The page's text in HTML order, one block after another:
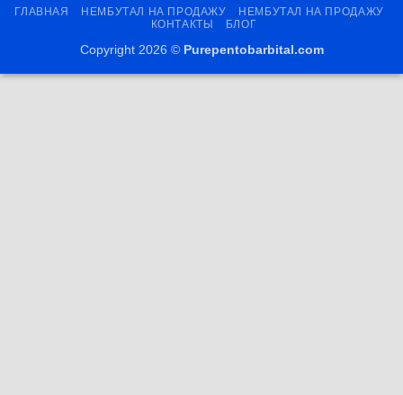
ГЛАВНАЯ НЕМБУТАЛ НА ПРОДАЖУ
НЕМБУТАЛ НА ПРОДАЖУ
КОНТАКТЫ
БЛОГ
Copyright 2026 © Purepentobarbital.com